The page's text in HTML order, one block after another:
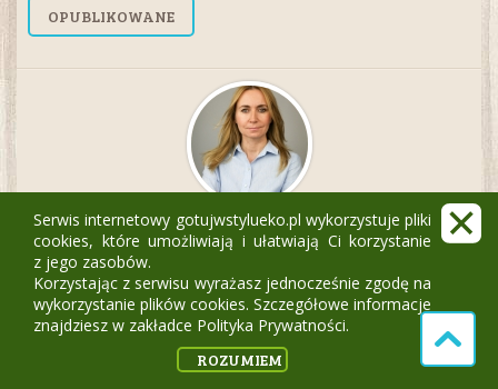
OPUBLIKOWANE
Anita Zegadło Od A do Z ugotujesz
“Organizm sam wie co jest dla niego najlepsze,
pozwólmy mu to wybrać."
Serwis internetowy gotujwstylueko.pl wykorzystuje pliki
cookies, które umożliwiają i ułatwiają Ci korzystanie
z jego zasobów.
Korzystając z serwisu wyrażasz jednocześnie zgodę na
wykorzystanie plików cookies. Szczegółowe informacje
znajdziesz w zakładce Polityka Prywatności.
ROZUMIEM